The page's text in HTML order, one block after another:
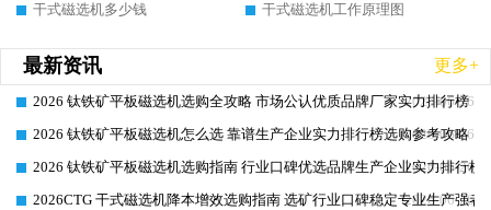
干式磁选机多少钱
干式磁选机工作原理图
最新资讯 更多+
2026-06-26
2026 钛铁矿平板磁选机选购全攻略 市场公认优质品牌厂家实力排行榜
2026-06-26
2026 钛铁矿平板磁选机怎么选 靠谱生产企业实力排行榜选购参考攻略
2026-06-26
2026 钛铁矿平板磁选机选购指南 行业口碑优选品牌生产企业实力排行榜
2026-06-26
2026CTG 干式磁选机降本增效选购指南 选矿行业口碑稳定专业生产强者